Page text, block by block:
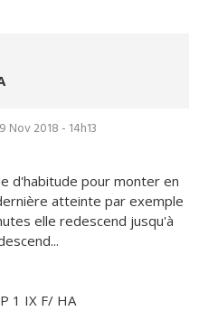
Nov 2018 - 14h13
d'habitude pour monter en
atteinte par exemple
elle redescend jusqu'à
1 IX F/ HA